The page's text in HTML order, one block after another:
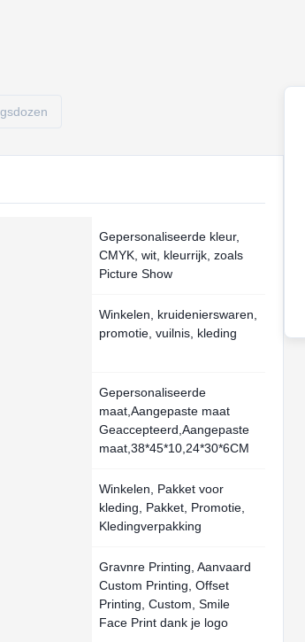
Gepersonaliseerde kleur,
CMYK, wit, kleurrijk, zoals
Picture Show
Winkelen, kruidenierswaren,
promotie, vuilnis, kleding
Gepersonaliseerde
maat,Aangepaste maat
Geaccepteerd,Aangepaste
maat,38*45*10,24*30*6CM
Winkelen, Pakket voor
kleding, Pakket, Promotie,
Kledingverpakking
Gravnre Printing, Aanvaard
Custom Printing, Offset
Printing, Custom, Smile
Face Print dank je logo